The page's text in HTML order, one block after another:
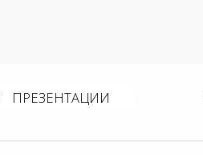
ПРЕЗЕНТАЦИИ